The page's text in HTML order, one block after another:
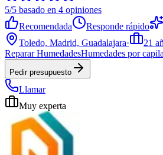
5/5 basado en 4 opiniones
Recomendada
Responde rápido
Toledo, Madrid, Guadalajara· 21
Reparar HumedadesHumedades por
Pedir presupuesto
Llamar
Muy experta